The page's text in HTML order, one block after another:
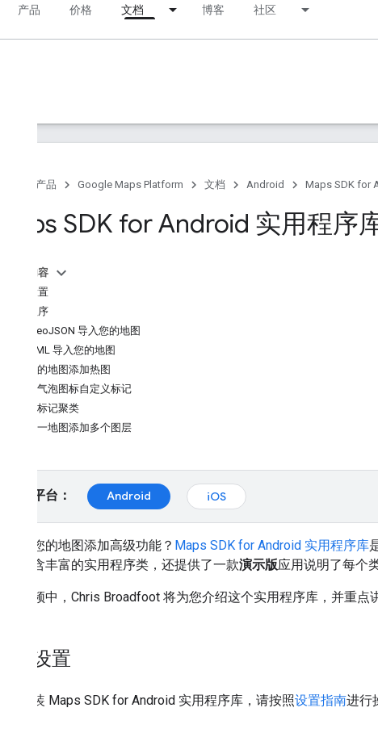
产品 价格 文档 博客 社区
产品 Google Maps Platform 文档 Android Maps SDK for
Maps SDK for Android 实用程序
本页内容
快速设置
实用程序
将 GeoJSON 导入您的地图
将 KML 导入您的地图
向您的地图添加热图
通过气泡图标自定义标记
管理标记聚类
向同一地图添加多个图层
请选择平台： Android iOS
想要为您的地图添加高级功能？ Maps SDK for Android 实用程序库
中则包含丰富的实用程序类，还提供了一款演示版应用说明了每个
在此视频中，Chris Broadfoot 将为您介绍这个实用程序库，并重点
快速设置
如需安装 Maps SDK for Android 实用程序库，请按照设置指南进行